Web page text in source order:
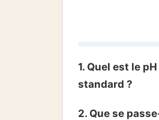
1. Quel est le
standard ?
2. Que se